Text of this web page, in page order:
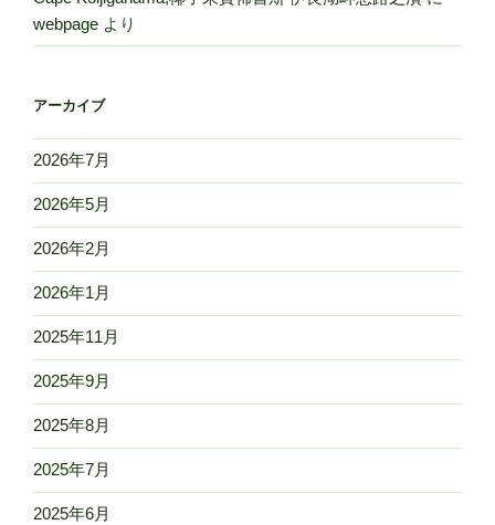
webpage より
アーカイブ
2026年7月
2026年5月
2026年2月
2026年1月
2025年11月
2025年9月
2025年8月
2025年7月
2025年6月